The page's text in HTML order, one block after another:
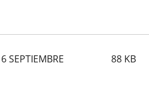
SEPTIEMBRE 88 KB